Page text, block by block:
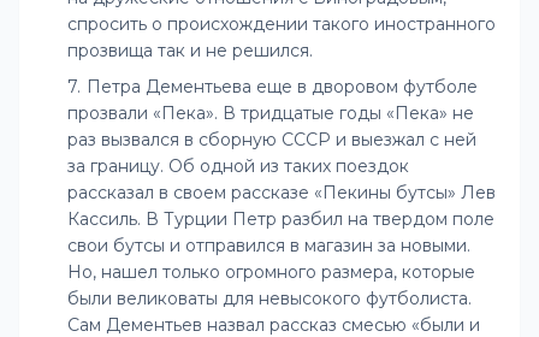
спросить о происхождении такого иностранного
прозвища так и не решился.
Петра Дементьева еще в дворовом футболе
прозвали «Пека». В тридцатые годы «Пека» не
раз вызвался в сборную СССР и выезжал с ней
за границу. Об одной из таких поездок
рассказал в своем рассказе «Пекины бутсы» Лев
Кассиль. В Турции Петр разбил на твердом поле
свои бутсы и отправился в магазин за новыми.
Но, нашел только огромного размера, которые
были великоваты для невысокого футболиста.
Сам Дементьев назвал рассказ смесью «были и